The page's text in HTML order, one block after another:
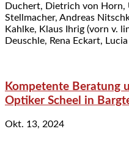
Duchert, Dietrich von Horn,
Stellmacher, Andreas
Kahlke, Klaus Ihrig (vorn v.
Deuschle, Rena Eckart,
Kompetente Beratung
Optiker Scheel in
Okt. 13, 2024